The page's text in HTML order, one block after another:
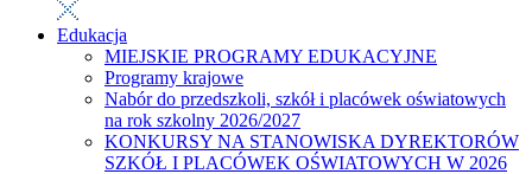
Edukacja
MIEJSKIE PROGRAMY EDUKACYJNE
Programy krajowe
Nabór do przedszkoli, szkół i placówek oświatowych
na rok szkolny 2026/2027
KONKURSY NA STANOWISKA DYREKTORÓW
SZKÓŁ I PLACÓWEK OŚWIATOWYCH W 2026